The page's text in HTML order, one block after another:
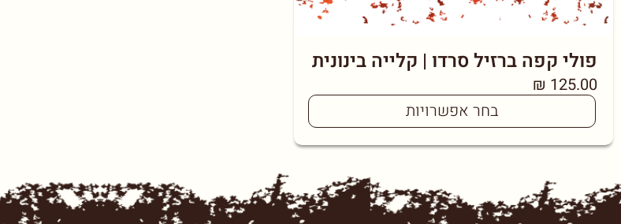
פולי קפה ברזיל סרדו | קלייה בינונית
₪ 125.00
בחר אפשרויות